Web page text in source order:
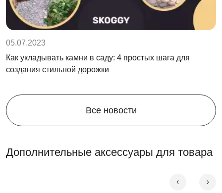
05.07.2023
Как укладывать камни в саду: 4 простых шага для
создания стильной дорожки
Все новости
Дополнительные аксессуары для товара